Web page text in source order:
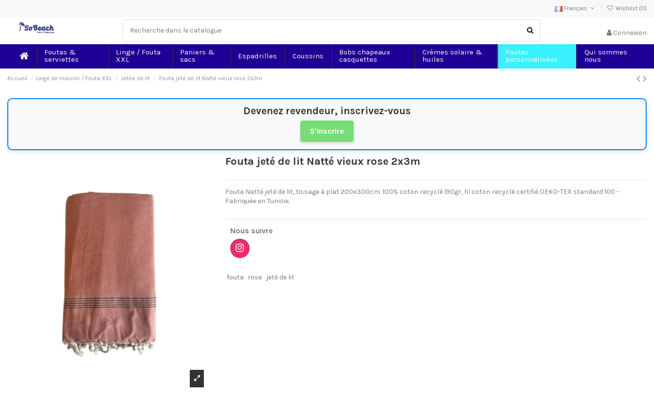
Français Wishlist (0)
Connexion
Foutas &
serviettes
Linge / Fouta
XXL
Paniers &
sacs
Espadrilles Coussins
Bobs chapeaux
casquettes
Crèmes solaire &
huiles
Foutas
personnalisées
Qui sommes
nous
Accueil Linge de maison / Fouta XXL Jetée de lit Fouta jeté de lit Natté vieux rose 2x3m
Devenez revendeur, inscrivez-vous
S'inscrire
Fouta jeté de lit Natté vieux rose 2x3m
Fouta Natté jeté de lit, tissage à plat 200x300cm. 100% coton recyclé 190gr, fil coton recyclé certifié OEKO-TEX standard 100 -
Fabriquée en Tunisie.
Nous suivre
fouta rose jeté de lit